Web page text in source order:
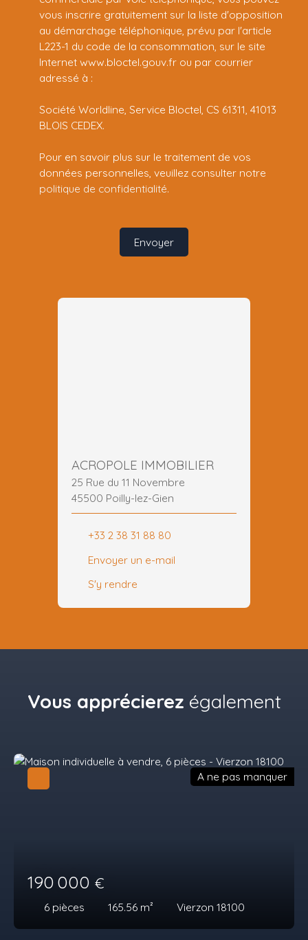
vous inscrire gratuitement sur la liste d'opposition
au démarchage téléphonique, prévu par l'article
L223-1 du code de la consommation, sur le site
Internet www.bloctel.gouv.fr ou par courrier
adressé à :
Société Worldline, Service Bloctel, CS 61311, 41013
BLOIS CEDEX.
Pour en savoir plus sur le traitement de vos
données personnelles, veuillez consulter notre
politique de confidentialité.
Envoyer
ACROPOLE IMMOBILIER
25 Rue du 11 Novembre
45500 Poilly-lez-Gien
+33 2 38 31 88 80
Envoyer un e-mail
S'y rendre
Vous apprécierez également
190 000 €
6 pièces 165.56 m² Vierzon 18100
A ne pas manquer